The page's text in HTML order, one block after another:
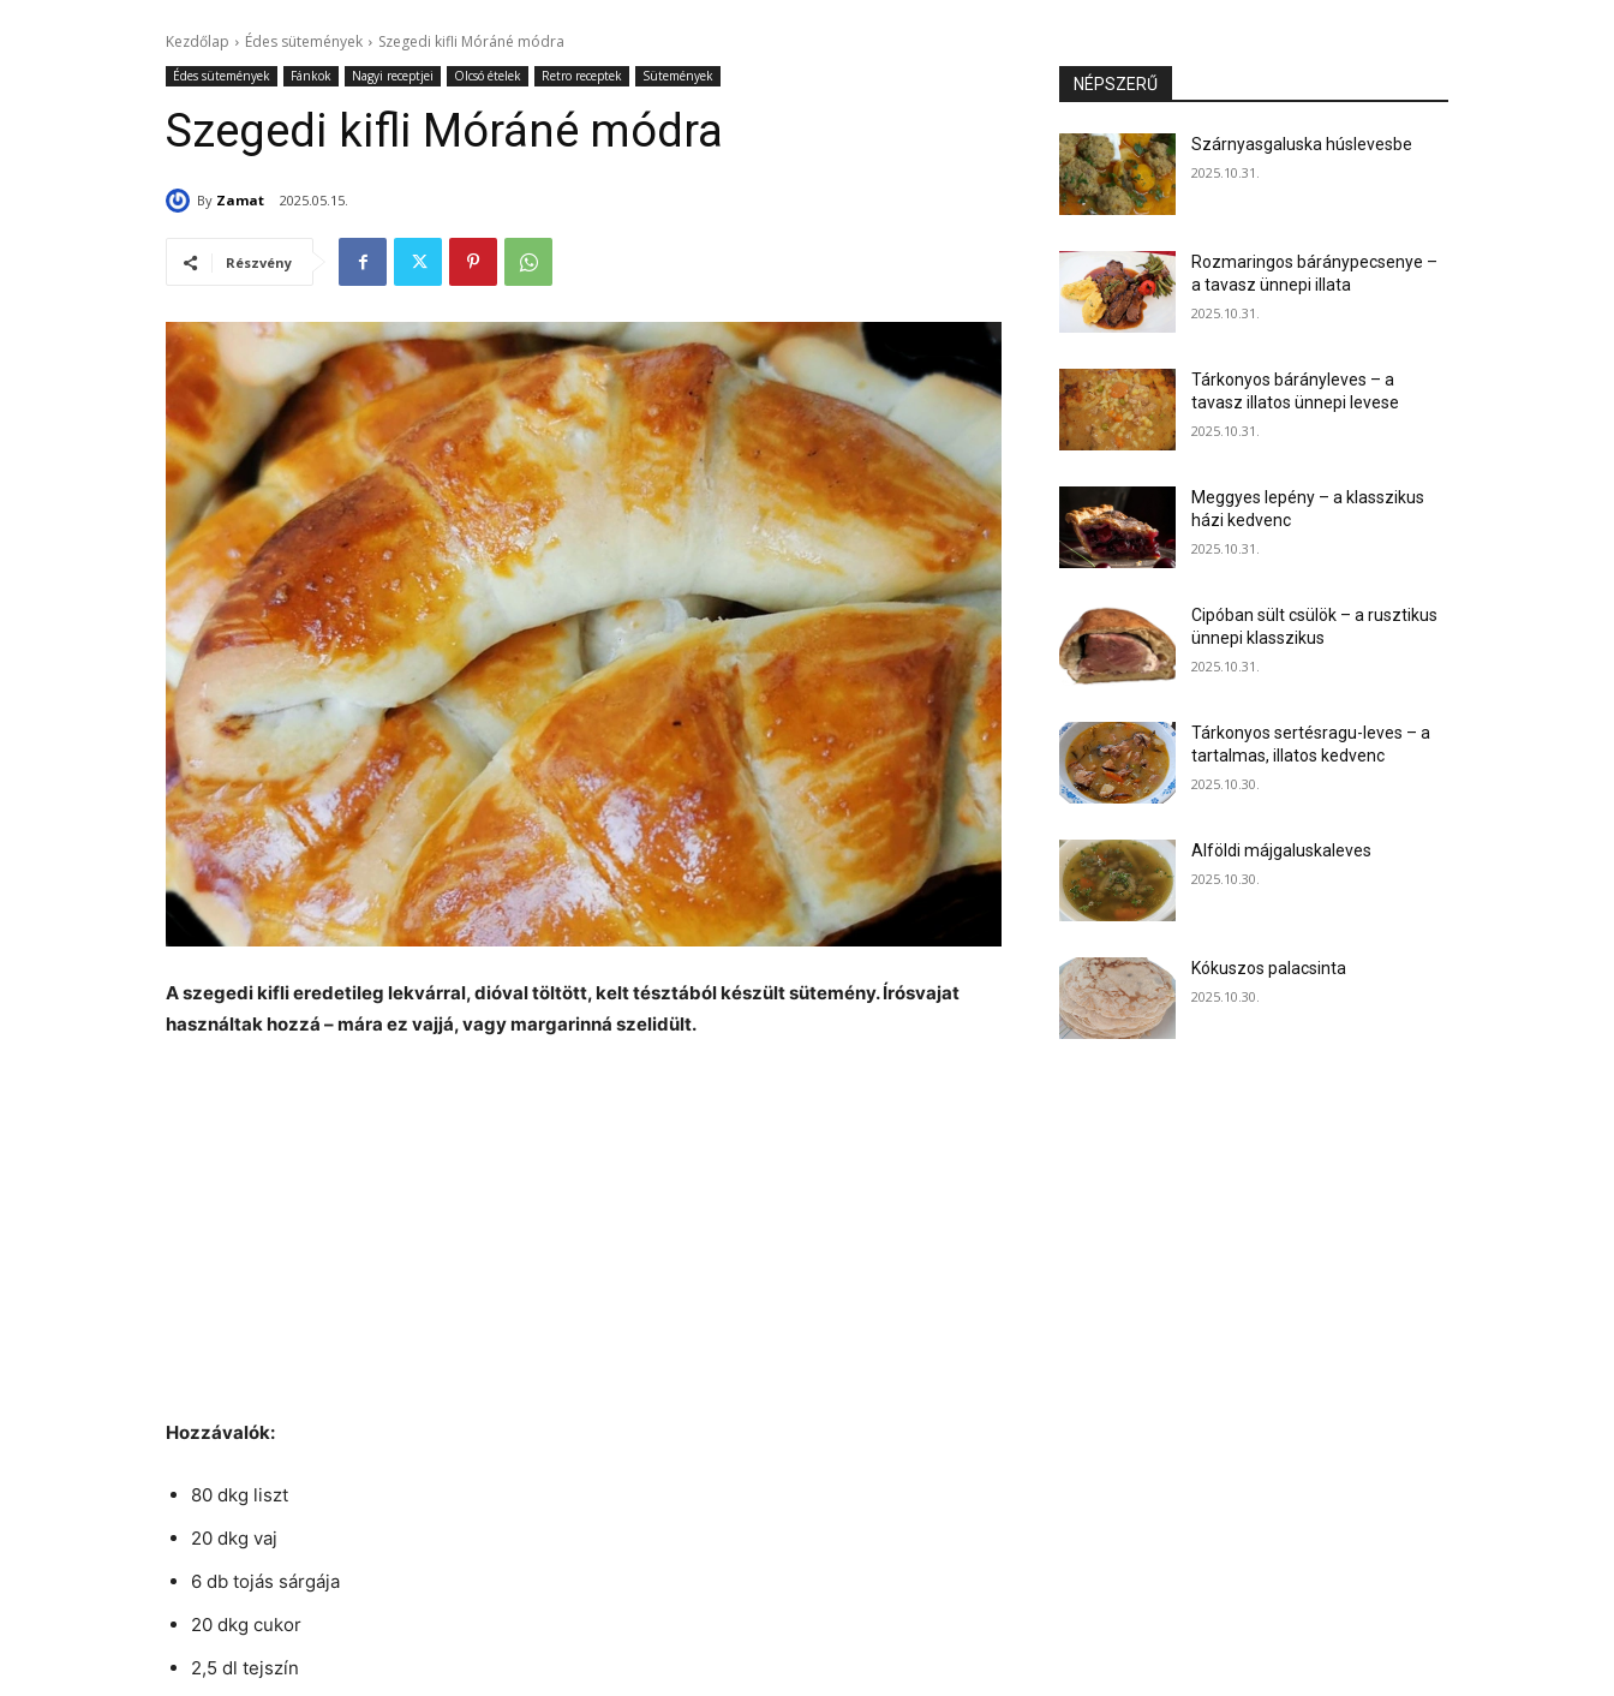
Kezdőlap Édes sütemények Szegedi kifli Móráné módra
Édes sütemények Fánkok Nagyi receptjei Olcsó ételek Retro receptek Sütemények
Szegedi kifli Móráné módra
By Zamat 2025.05.15.
Részvény
A szegedi kifli eredetileg lekvárral, dióval töltött, kelt tésztából készült sütemény. Írósvajat
használtak hozzá – mára ez vajjá, vagy margarinná szelidült.
Hozzávalók:
80 dkg liszt
20 dkg vaj
6 db tojás sárgája
20 dkg cukor
2,5 dl tejszín
NÉPSZERŰ
Szárnyasgaluska húslevesbe
2025.10.31.
Rozmaringos báránypecsenye –
a tavasz ünnepi illata
2025.10.31.
Tárkonyos bárányleves – a
tavasz illatos ünnepi levese
2025.10.31.
Meggyes lepény – a klasszikus
házi kedvenc
2025.10.31.
Cipóban sült csülök – a rusztikus
ünnepi klasszikus
2025.10.31.
Tárkonyos sertésragu-leves – a
tartalmas, illatos kedvenc
2025.10.30.
Alföldi májgaluskaleves
2025.10.30.
Kókuszos palacsinta
2025.10.30.